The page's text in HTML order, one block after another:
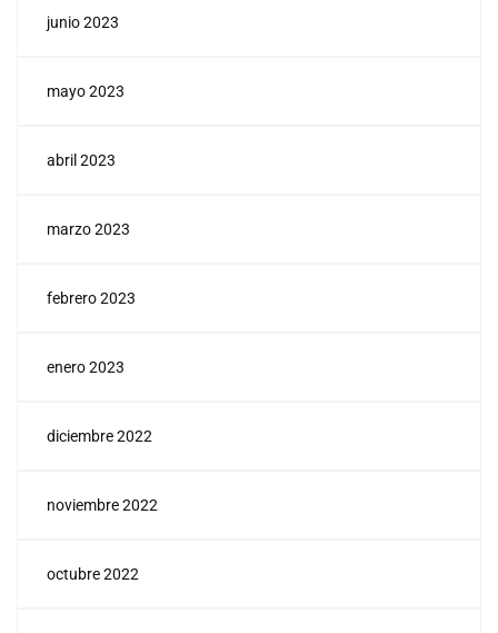
junio 2023
mayo 2023
abril 2023
marzo 2023
febrero 2023
enero 2023
diciembre 2022
noviembre 2022
octubre 2022